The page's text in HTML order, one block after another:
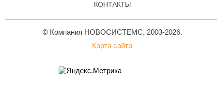
КОНТАКТЫ
© Компания НОВОСИСТЕМС, 2003-2026.
Карта сайта